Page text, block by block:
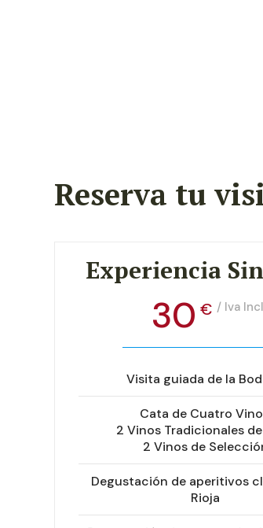
Reserva tu
Experiencia
30 € / Iva Incl
Visita guiada de la
Cata de Cuatro
2 Vinos Tradicionales
2 Vinos de
Degustación de aperitivos
Rioja